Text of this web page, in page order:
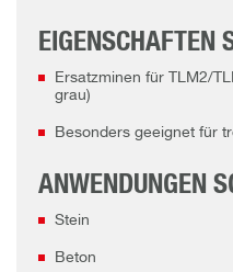
EIGENSCHAFTEN
Ersatzminen für TLM2/
grau)
Besonders geeignet für
ANWENDUNGEN
Stein
Beton